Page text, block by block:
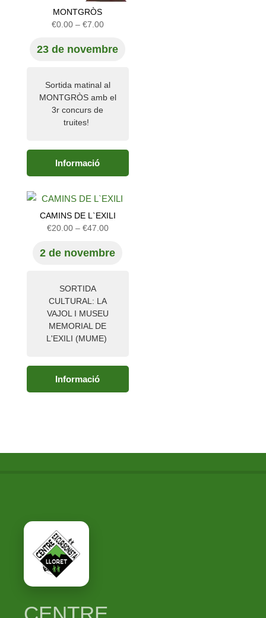
MONTGRÒS
€0.00 – €7.00Interval
preus:
€7.00
23 de novembre
Sortida matinal al
MONTGRÒS amb el
3r concurs de
truites!
Informació
CAMINS DE L`EXILI
€20.00 – €47.00Interval
preus:
2 de novembre
SORTIDA
CULTURAL: LA
VAJOL I MUSEU
MEMORIAL DE
L'EXILI (MUME)
Informació